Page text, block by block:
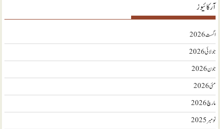
آرکائیوز
اگست 2026
جولائی 2026
جون 2026
مئی 2026
مارچ 2026
نومبر 2025